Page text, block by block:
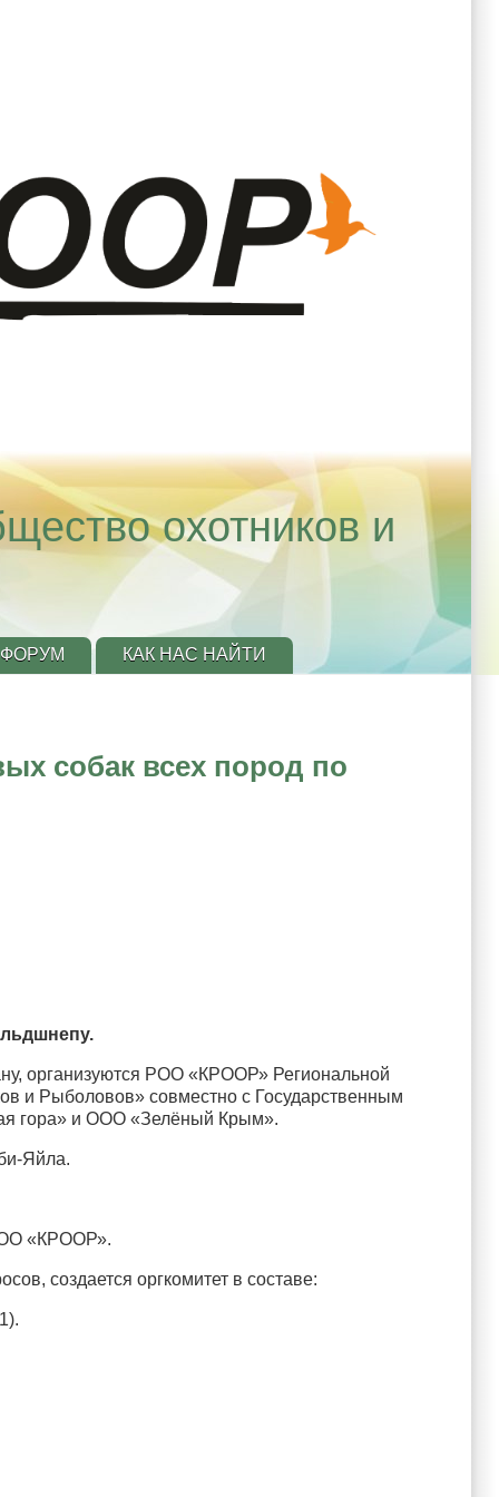
охотников и
ФОРУМ КАК НАС НАЙТИ
собак всех пород по
организуются РОО «КРООР» Региональной
и Рыболовов» совместно с Государственным
гора» и ООО «Зелёный Крым».
Яйла.
«КРООР».
создается оргкомитет в составе: